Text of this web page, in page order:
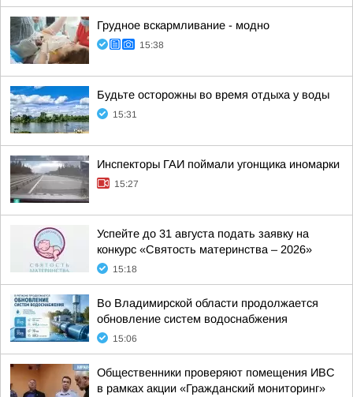
Грудное вскармливание - модно
15:38
Будьте осторожны во время отдыха у воды
15:31
Инспекторы ГАИ поймали угонщика иномарки
15:27
Успейте до 31 августа подать заявку на
конкурс «Святость материнства – 2026»
15:18
Во Владимирской области продолжается
обновление систем водоснабжения
15:06
Общественники проверяют помещения ИВС
в рамках акции «Гражданский мониторинг»